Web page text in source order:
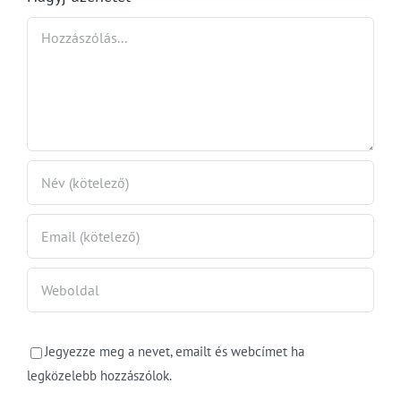
szabálytalanságot
Jegyezze meg a nevet, emailt és webcímet ha
legközelebb hozzászólok.